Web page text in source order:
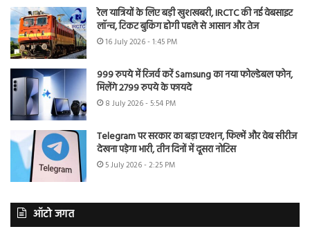
रेल यात्रियों के लिए बड़ी खुशखबरी, IRCTC की नई वेबसाइट
लॉन्च, टिकट बुकिंग होगी पहले से आसान और तेज
16 July 2026 - 1:45 PM
999 रुपये में रिजर्व करें Samsung का नया फोल्डेबल फोन,
मिलेंगे 2799 रुपये के फायदे
8 July 2026 - 5:54 PM
Telegram पर सरकार का बड़ा एक्शन, फिल्में और वेब सीरीज
देखना पड़ेगा भारी, तीन दिनों में दूसरा नोटिस
5 July 2026 - 2:25 PM
ऑटो जगत